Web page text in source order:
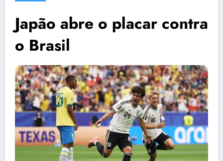
Japão abre o placar contra
o Brasil